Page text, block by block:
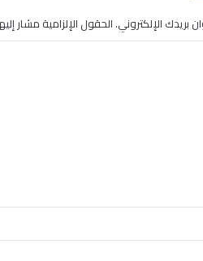
بريدك الإلكتروني.الحقول الإلزامية مشار